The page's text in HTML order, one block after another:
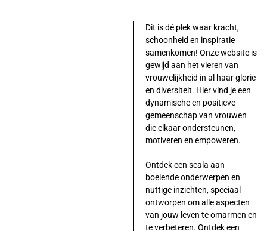
Dit is dé plek waar kracht,
schoonheid en inspiratie
samenkomen! Onze website is
gewijd aan het vieren van
vrouwelijkheid in al haar glorie
en diversiteit. Hier vind je een
dynamische en positieve
gemeenschap van vrouwen
die elkaar ondersteunen,
motiveren en empoweren.
Ontdek een scala aan
boeiende onderwerpen en
nuttige inzichten, speciaal
ontworpen om alle aspecten
van jouw leven te omarmen en
te verbeteren. Ontdek een